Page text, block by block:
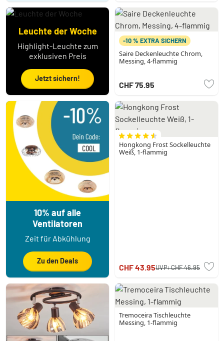
Leuchte der Woche
Highlight-Leuchte zum
exklusiven Preis
Jetzt sichern!
-10 % EXTRA SICHERN
Saire Deckenleuchte Chrom,
Messing, 4-flammig
CHF 75.95
10% auf alle
Ventilatoren
Zeit für Abkühlung
Zu den Deals
Hongkong Frost Sockelleuchte
Weiß, 1-flammig
CHF 43.95UVP:CHF 46.95
Tremoceira Tischleuchte
Messing, 1-flammig